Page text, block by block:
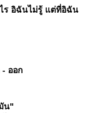
ร อิฉันไม่รู้ แต่ที่อิฉัน
- ออก
น"